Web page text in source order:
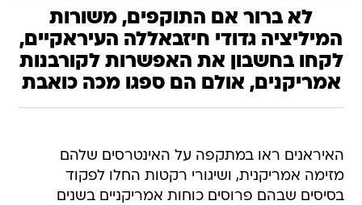
לא ברור אם התוקפים, משורות
המיליציה גדודי חיזבאללה העיראקיים,
לקחו בחשבון את האפשרות לקורבנות
אמריקנים, אולם הם ספגו מכה כואבת
האיראנים ראו במתקפה על האינטרסים שלהם
מזימה אמריקנית, ושיגורי רקטות החלו לפקוד
בסיסים שבהם פרוסים כוחות אמריקניים בשנים